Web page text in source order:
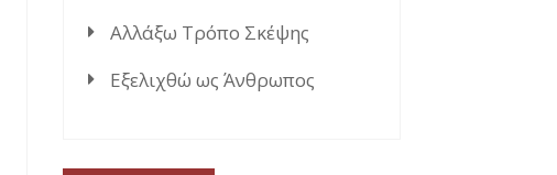
Αλλάξω Τρόπο Σκέψης
Εξελιχθώ ως Άνθρωπος